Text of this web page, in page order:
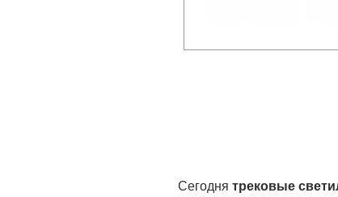
Сегодня трековые